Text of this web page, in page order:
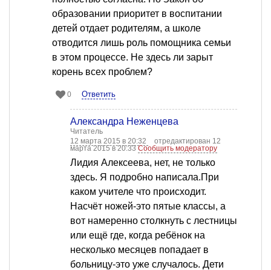
образовании приоритет в воспитании
детей отдает родителям, а школе
отводится лишь роль помощника семьи
в этом процессе. Не здесь ли зарыт
корень всех проблем?
0 Ответить
Александра Неженцева
Читатель
12 марта 2015 в 20:32
отредактирован 12
марта 2015 в 20:33Сообщить модератору
Лидия Алексеева, нет, не только
здесь. Я подробно написала.При
каком учителе что происходит.
Насчёт ножей-это пятые классы, а
вот намеренно столкнуть с лестницы
или ещё где, когда ребёнок на
несколько месяцев попадает в
больницу-это уже случалось. Дети